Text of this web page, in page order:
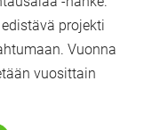
projekti
Vuonna
vuosittain